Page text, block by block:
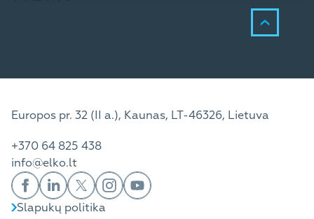
Europos pr. 32 (II a.), Kaunas, LT-46326, Lietuva
+370 64 825 438
info@elko.lt
Slapukų politika